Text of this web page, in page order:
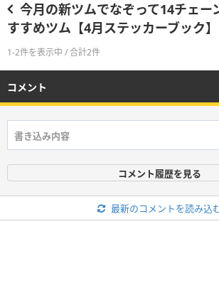
今月の新ツムでなぞって14チェー
すすめツム【4月ステッカーブック】
1-2件を表示中 / 合計2件
コメント
コメント履歴を見る
最新のコメントを読み込